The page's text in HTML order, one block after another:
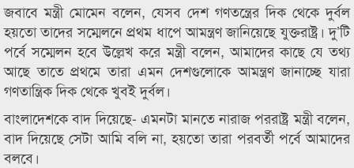
জবাবে মন্ত্রী মোমেন বলেন, যেসব দেশ গণতন্ত্রের দিক থেকে দুর্বল
হয়তো তাদের সম্মেলনে প্রথম ধাপে আমন্ত্রণ জানিয়েছে যুক্তরাষ্ট্র। দু’টি
পর্বে সম্মেলন হবে উল্লেখ করে মন্ত্রী বলেন, আমাদের কাছে যে তথ্য
আছে তাতে প্রথমে তারা এমন দেশগুলোকে আমন্ত্রণ জানাচ্ছে যারা
গণতান্ত্রিক দিক থেকে খুবই দুর্বল।
বাংলাদেশকে বাদ দিয়েছে- এমনটা মানতে নারাজ পররাষ্ট্র মন্ত্রী বলেন,
বাদ দিয়েছে সেটা আমি বলি না, হয়তো তারা পরবর্তী পর্বে আমাদের
বলবে।